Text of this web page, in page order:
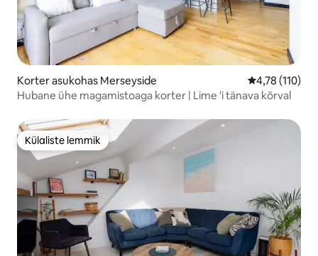
Korter asukohas Merseyside Keskmine
4,78 (110)
Hubane ühe magamistoaga korter | Lime 'i tänava kõrval
Külaliste lemmik
Külaliste lemmik